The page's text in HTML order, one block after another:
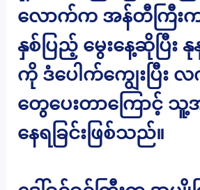
လောက်က အန်တီကြီး
နှစ်ပြည့် မွေးနေ့ဆိုပြီ
ကို ဒံပေါက်ကျွေးပြီး
တွေပေးတာကြောင့်
နေရခြင်းဖြစ်သည်။